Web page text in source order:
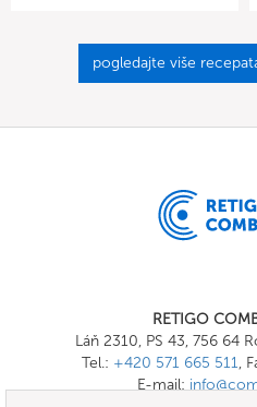
pogledajte više
RETIGO
Láň 2310, PS 43, 756 64
Tel.: +420 571 665 511,
E-mail: